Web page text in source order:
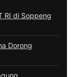
RI di Soppeng
Dorong